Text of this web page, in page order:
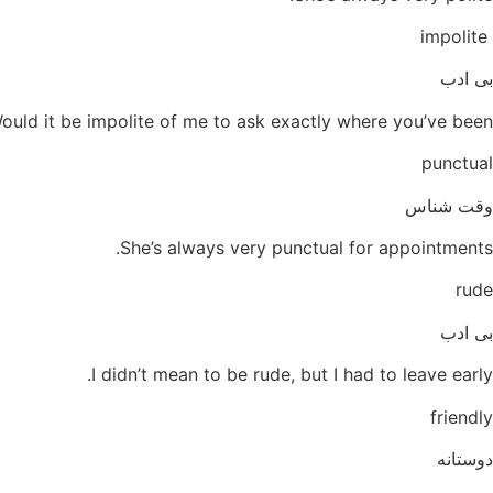
بی ادب
it be impolite of me to ask exactly where you’ve been?
punctual
وقت شناس
She’s always very punctual for appointments.
rude
بی ادب
I didn’t mean to be rude, but I had to leave early.
friendly
دوستانه